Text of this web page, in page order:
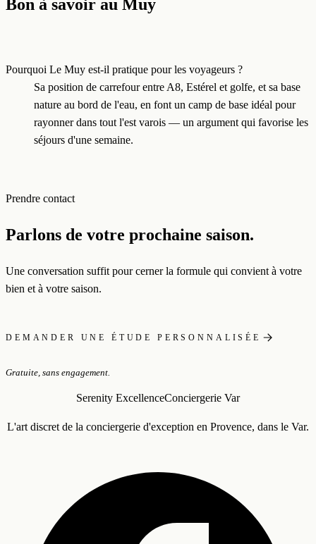
Bon à savoir au Muy
Pourquoi Le Muy est-il pratique pour les voyageurs ?
Sa position de carrefour entre A8, Estérel et golfe, et sa base
nature au bord de l'eau, en font un camp de base idéal pour
rayonner dans tout l'est varois — un argument qui favorise les
séjours d'une semaine.
Prendre contact
Parlons de votre prochaine saison.
Une conversation suffit pour cerner la formule qui convient à votre
bien et à votre saison.
DEMANDER UNE ÉTUDE PERSONNALISÉE
Gratuite, sans engagement.
Serenity ExcellenceConciergerie Var
L'art discret de la conciergerie d'exception en Provence, dans le Var.